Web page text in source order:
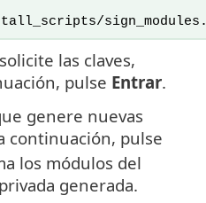
las claves,
pulse Entrar.
genere nuevas
continuación, pulse
los módulos del
generada.